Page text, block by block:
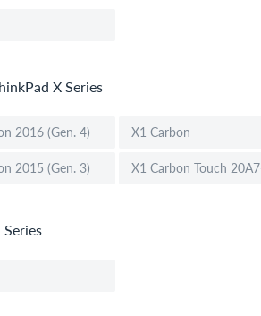
X Series
2016 (Gen. 4) X1 Carbon
2015 (Gen. 3)
Series